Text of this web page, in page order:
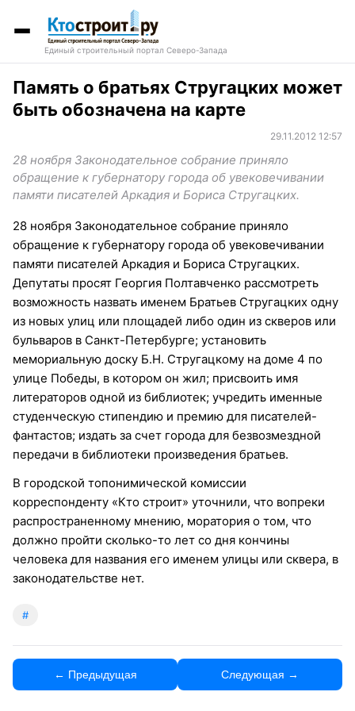
Единый строительный портал Северо-Запада
Память о братьях Стругацких может
быть обозначена на карте
29.11.2012 12:57
28 ноября Законодательное собрание приняло
обращение к губернатору города об увековечивании
памяти писателей Аркадия и Бориса Стругацких.
28 ноября Законодательное собрание приняло
обращение к губернатору города об увековечивании
памяти писателей Аркадия и Бориса Стругацких.
Депутаты просят Георгия Полтавченко рассмотреть
возможность назвать именем Братьев Стругацких одну
из новых улиц или площадей либо один из скверов или
бульваров в Санкт-Петербурге; установить
мемориальную доску Б.Н. Стругацкому на доме 4 по
улице Победы, в котором он жил; присвоить имя
литераторов одной из библиотек; учредить именные
студенческую стипендию и премию для писателей-
фантастов; издать за счет города для безвозмездной
передачи в библиотеки произведения братьев.
В городской топонимической комиссии
корреспонденту «Кто строит» уточнили, что вопреки
распространенному мнению, моратория о том, что
должно пройти сколько-то лет со дня кончины
человека для названия его именем улицы или сквера, в
законодательстве нет.
#
← Предыдущая Следующая →